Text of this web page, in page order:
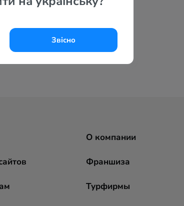
Звісно
О компании
Франшиза
Турфирмы